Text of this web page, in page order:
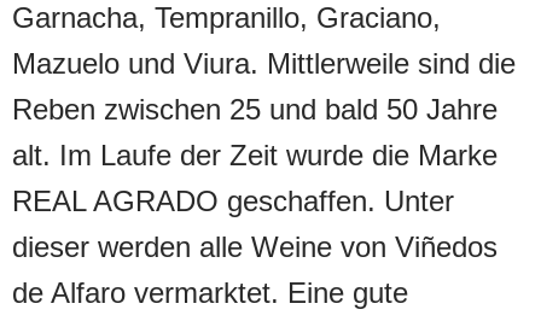
Wein ist eine aromatische Granate, ein
Defilee von exotischen, betörenden
Düften, mit denen man sich endlos
unterhalten kann und die einem immer
wieder neue Facetten zeigen. Und sie
wirken niemals überladen! So auch der
Eindruck am Gaumen, Opulenz spielt
Garnacha, Tempranillo, Graciano,
Mazuelo und Viura. Mittlerweile sind die
Reben zwischen 25 und bald 50 Jahre
alt. Im Laufe der Zeit wurde die Marke
REAL AGRADO geschaffen. Unter
dieser werden alle Weine von Viñedos
de Alfaro vermarktet. Eine gute